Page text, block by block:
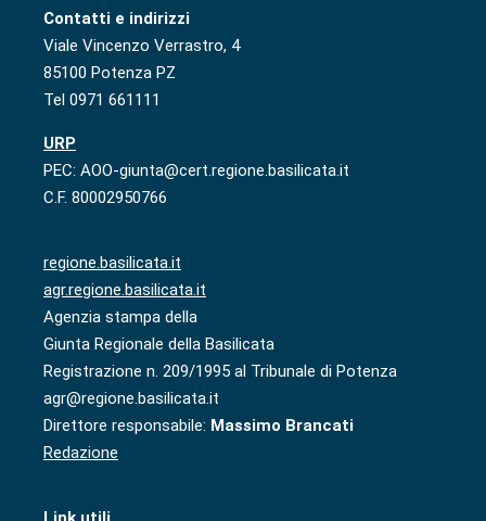
Contatti e indirizzi
Viale Vincenzo Verrastro, 4
85100 Potenza PZ
Tel 0971 661111
URP
PEC: AOO-giunta@cert.regione.basilicata.it
C.F. 80002950766
regione.basilicata.it
agr.regione.basilicata.it
Agenzia stampa della
Giunta Regionale della Basilicata
Registrazione n. 209/1995 al Tribunale di Potenza
agr@regione.basilicata.it
Direttore responsabile: Massimo Brancati
Redazione